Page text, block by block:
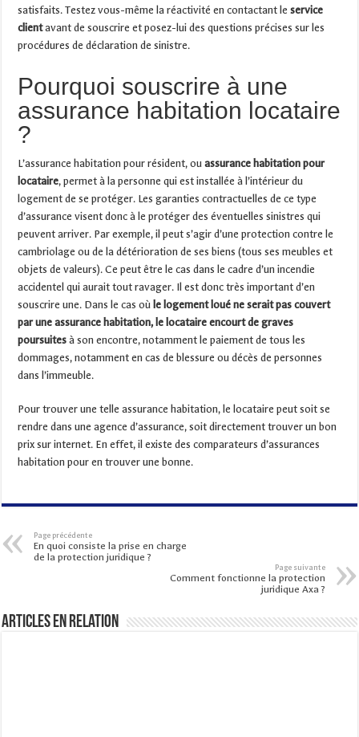
satisfaits. Testez vous-même la réactivité en contactant leservice
clientavant de souscrire et posez-lui des questions précises sur les
procédures de déclaration de sinistre.
Pourquoi souscrire à une
assurance habitation locataire
?
L’assurance habitation pour résident, ouassurance habitation pour
locataire, permet à la personne qui est installée à l’intérieur du
logement de se protéger. Les garanties contractuelles de ce type
d’assurance visent donc à le protéger des éventuelles sinistres qui
peuvent arriver. Par exemple, il peut s’agir d’une protection contre le
cambriolage ou de la détérioration de ses biens (tous ses meubles et
objets de valeurs). Ce peut être le cas dans le cadre d’un incendie
accidentel qui aurait tout ravager. Il est donc très important d’en
souscrire une. Dans le cas où le logement loué ne serait pas couvert
par une assurance habitation, le locataire encourt de graves
poursuites à son encontre, notamment le paiement de tous les
dommages, notamment en cas de blessure ou décès de personnes
dans l’immeuble.
Pour trouver une telle assurance habitation, le locataire peut soit se
rendre dans une agence d’assurance, soit directement trouver un bon
prix sur internet. En effet, il existe des comparateurs d’assurances
habitation pour en trouver une bonne.
Page précédente
En quoi consiste la prise en charge
de la protection juridique ?
Page suivante
Comment fonctionne la protection
juridique Axa ?
Articles en relation